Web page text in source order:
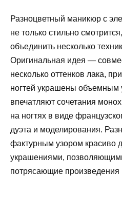
Разноцветный маникюр с
не только стильно
объединить несколько
Оригинальная идея —
несколько оттенков лака,
ногтей украшены объемным
впечатляют сочетания
на ногтях в виде
дуэта и моделирования.
фактурным узором красиво
украшениями,
потрясающие произведения